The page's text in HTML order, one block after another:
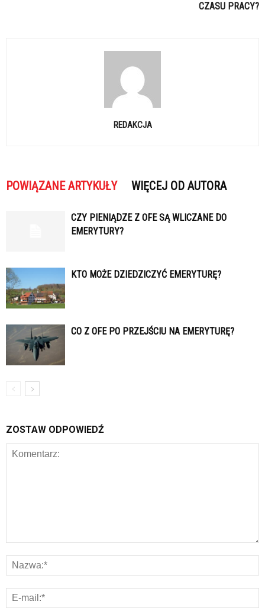
CZASU PRACY?
REDAKCJA
POWIĄZANE ARTYKUŁY WIĘCEJ OD AUTORA
CZY PIENIĄDZE Z OFE SĄ WLICZANE DO
EMERYTURY?
KTO MOŻE DZIEDZICZYĆ EMERYTURĘ?
CO Z OFE PO PRZEJŚCIU NA EMERYTURĘ?
ZOSTAW ODPOWIEDŹ